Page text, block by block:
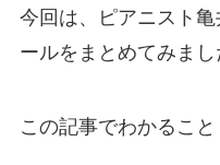
今回は、ピアニスト
ールをまとめてみまし
この記事でわかること